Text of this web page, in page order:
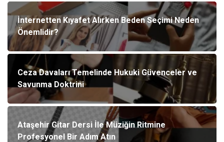
İnternetten Kıyafet Alırken Beden Seçimi Neden
Önemlidir?
Ceza Davaları Temelinde Hukuki Güvenceler ve
Savunma Doktrini
Ataşehir Gitar Dersi İle Müziğin Ritmine
Profesyonel Bir Adım Atın